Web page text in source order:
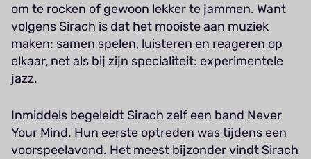
om te rocken of gewoon lekker te jammen. Want
volgens Sirach is dat het mooiste aan muziek
maken: samen spelen, luisteren en reageren op
elkaar, net als bij zijn specialiteit: experimentele
jazz.
Inmiddels begeleidt Sirach zelf een band Never
Your Mind. Hun eerste optreden was tijdens een
voorspeelavond. Het meest bijzonder vindt Sirach